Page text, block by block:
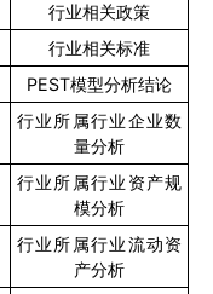
行业相关政策
行业相关标准
PEST模型分析结论
行业所属行业企业数
量分析
行业所属行业资产规
模分析
行业所属行业流动资
产分析